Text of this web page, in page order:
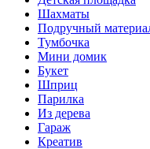
Шахматы
Подручный
Тумбочка
Мини домик
Букет
Шприц
Парилка
Из дерева
Гараж
Креатив